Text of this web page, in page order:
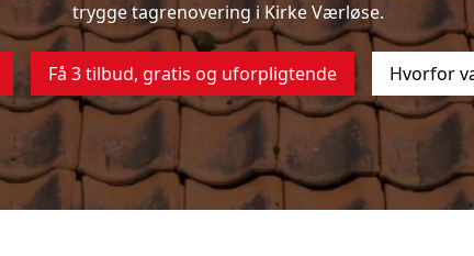
trygge tagrenovering i Kirke Værløse.
Få 3 tilbud, gratis og uforpligtende Hvorfor